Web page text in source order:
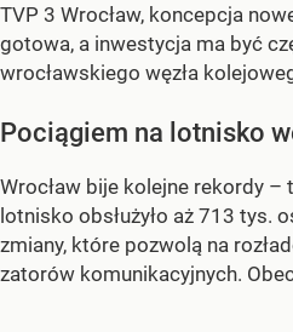
TVP 3 Wrocław, koncepcja
gotowa, a inwestycja ma być
wrocławskiego węzła
Pociągiem na lotnisko
Wrocław bije kolejne rekordy
lotnisko obsłużyło aż 713 tys.
zmiany, które pozwolą na
zatorów komunikacyjnych.